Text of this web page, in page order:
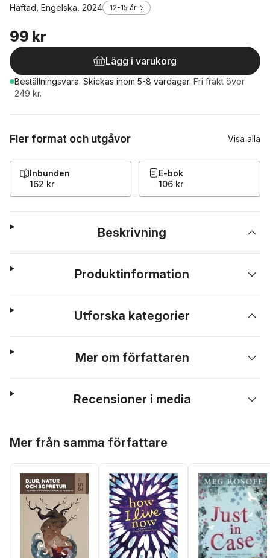
Häftad, Engelska, 2024
12-15 år
99 kr
Lägg i varukorg
Beställningsvara. Skickas inom 5-8 vardagar. Fri frakt över
249 kr.
Fler format och utgåvor Visa alla
Inbunden
162 kr
E-bok
106 kr
Beskrivning
Produktinformation
Utforska kategorier
Mer om författaren
Recensioner i media
Mer från samma författare